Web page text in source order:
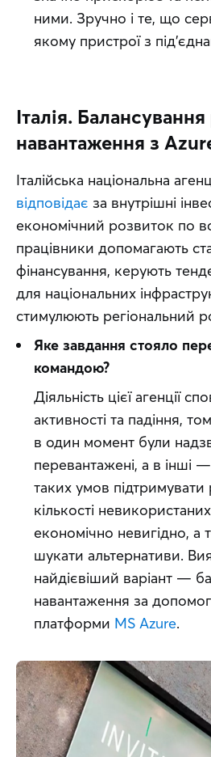
ними. Зручно і те, що
якому пристрої з
Італія.
навантаження з
відповідає за внутрішні
економічний розвиток по
працівники допомагають
фінансування, керують
для національних
стимулюють регіональний
Яке завдання стояло
командою?
Діяльність цієї агенції
активності та падіння,
в один момент були
перевантажені, а в інші
таких умов
кількості
економічно невигідно, а
шукати альтернативи.
найдієвіший варіант —
навантаження за
платформи MS Azure.